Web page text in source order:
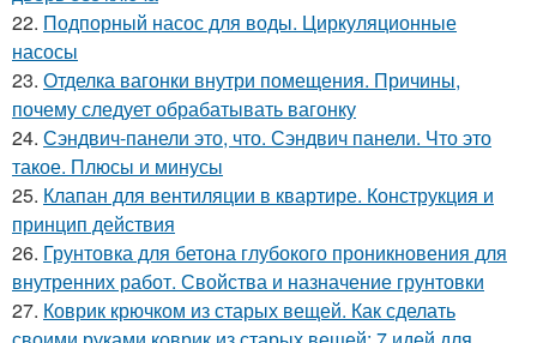
22. Подпорный насос для воды. Циркуляционные
насосы
23. Отделка вагонки внутри помещения. Причины,
почему следует обрабатывать вагонку
24. Сэндвич-панели это, что. Сэндвич панели. Что это
такое. Плюсы и минусы
25. Клапан для вентиляции в квартире. Конструкция и
принцип действия
26. Грунтовка для бетона глубокого проникновения для
внутренних работ. Свойства и назначение грунтовки
27. Коврик крючком из старых вещей. Как сделать